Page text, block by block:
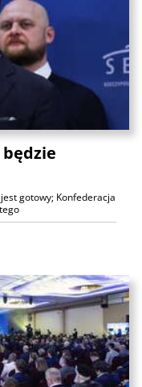
gotowy; Konfederacja